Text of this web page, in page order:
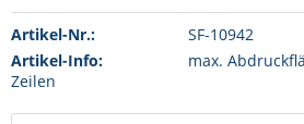
Artikel-Nr.:
SF-10942
Artikel-Info:
max.
Zeilen